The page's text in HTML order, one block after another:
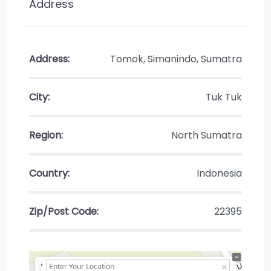
Address
Address: Tomok, Simanindo, Sumatra
City: Tuk Tuk
Region: North Sumatra
Country: Indonesia
Zip/Post Code: 22395
+